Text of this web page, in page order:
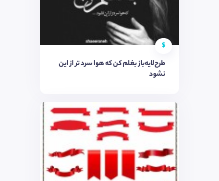
$
طرح‌لایه‌باز بغلم کن که هوا سرد تر از این
نشود